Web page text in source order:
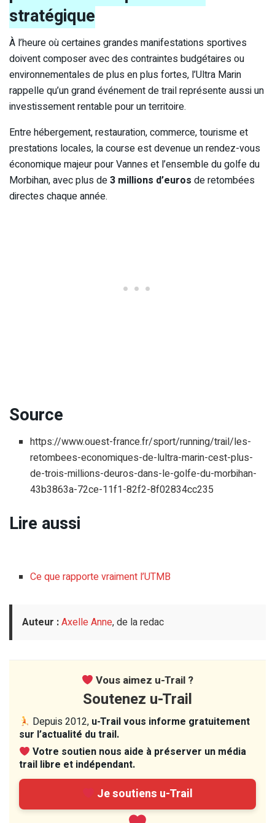
stratégique
À l’heure où certaines grandes manifestations sportives
doivent composer avec des contraintes budgétaires ou
environnementales de plus en plus fortes, l’Ultra Marin
rappelle qu’un grand événement de trail représente aussi un
investissement rentable pour un territoire.
Entre hébergement, restauration, commerce, tourisme et
prestations locales, la course est devenue un rendez-vous
économique majeur pour Vannes et l’ensemble du golfe du
Morbihan, avec plus de3 millions d’euros de retombées
directes chaque année.
Source
https://www.ouest-france.fr/sport/running/trail/les-
retombees-economiques-de-lultra-marin-cest-plus-
de-trois-millions-deuros-dans-le-golfe-du-morbihan-
43b3863a-72ce-11f1-82f2-8f02834cc235
Lire aussi
Ce que rapporte vraiment l’UTMB
Auteur :Axelle Anne, de la redac
Vous aimez u-Trail ?
Soutenez u-Trail
Depuis 2012, u-Trail vous informe gratuitement
sur l’actualité du trail.
Votre soutien nous aide à préserver un média
trail libre et indépendant.
Je soutiens u-Trail